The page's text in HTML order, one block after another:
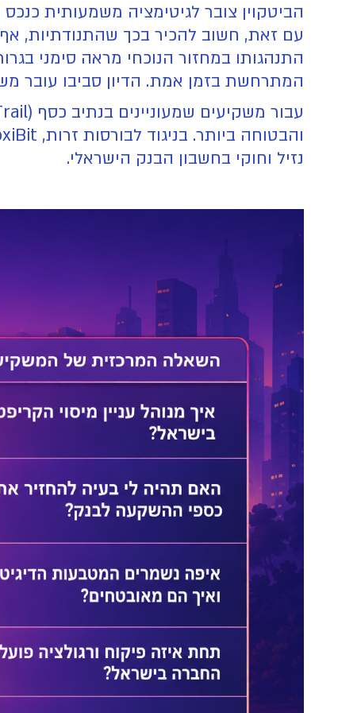
הביטקוין צובר לגיטימציה משמעותית
עם זאת, חשוב להכיר בכך שהתנודתיות, אף
התנהגותו במחזור הנוכחי מראה סימני
המתרחשת בזמן אמת. הדיון סביבו עובר
נזיל וחוקי בחשבון הבנק הישראלי.